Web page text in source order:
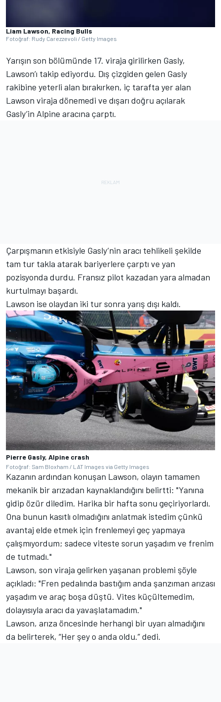
Liam Lawson, Racing Bulls
Fotoğraf: Rudy Carezzevoli / Getty Images
Yarışın son bölümünde 17. viraja girilirken Gasly,
Lawson’ı takip ediyordu. Dış çizgiden gelen Gasly
rakibine yeterli alan bırakırken, iç tarafta yer alan
Lawson viraja dönemedi ve dışarı doğru açılarak
Gasly’in Alpine aracına çarptı.
Çarpışmanın etkisiyle Gasly’nin aracı tehlikeli şekilde
tam tur takla atarak bariyerlere çarptı ve yan
pozisyonda durdu. Fransız pilot kazadan yara almadan
kurtulmayı başardı.
Lawson ise olaydan iki tur sonra yarış dışı kaldı.
Pierre Gasly, Alpine crash
Fotoğraf: Sam Bloxham / LAT Images via Getty Images
Kazanın ardından konuşan Lawson, olayın tamamen
mekanik bir arızadan kaynaklandığını belirtti: "Yanına
gidip özür diledim. Harika bir hafta sonu geçiriyorlardı.
Ona bunun kasıtlı olmadığını anlatmak istedim çünkü
avantaj elde etmek için frenlemeyi geç yapmaya
çalışmıyordum; sadece viteste sorun yaşadım ve frenim
de tutmadı."
Lawson, son viraja gelirken yaşanan problemi şöyle
açıkladı: "Fren pedalında bastığım anda şanzıman arızası
yaşadım ve araç boşa düştü. Vites küçültemedim,
dolayısıyla aracı da yavaşlatamadım."
Lawson, arıza öncesinde herhangi bir uyarı almadığını
da belirterek, “Her şey o anda oldu.” dedi.